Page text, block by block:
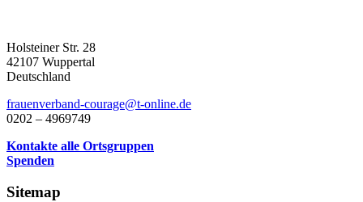
Holsteiner Str. 28
42107 Wuppertal
Deutschland
frauenverband-courage@t-online.de
0202 – 4969749
Kontakte alle Ortsgruppen
Spenden
Sitemap